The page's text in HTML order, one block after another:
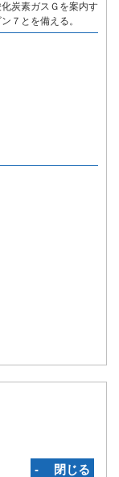
炭素ガスＧを案内す
７とを備える。
‐ 閉じる